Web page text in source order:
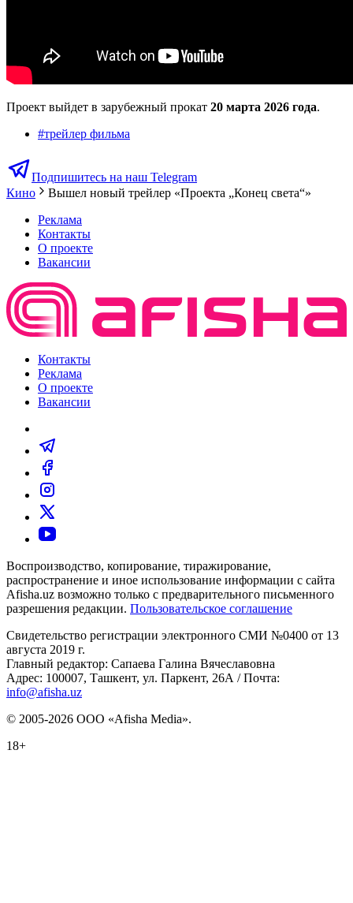
Проект выйдет в зарубежный прокат 20 марта 2026 года.
#трейлер фильма
Подпишитесь на наш Telegram
Кино
Вышел новый трейлер «Проекта „Конец света“»
Реклама
Контакты
О проекте
Вакансии
Контакты
Реклама
О проекте
Вакансии
Воспроизводство, копирование, тиражирование,
распространение и иное использование информации с сайта
Afisha.uz возможно только с предварительного письменного
разрешения редакции. Пользовательское соглашение
Свидетельство регистрации электронного СМИ №0400 от 13
августа 2019 г.
Главный редактор: Сапаева Галина Вячеславовна
Адрес: 100007, Ташкент, ул. Паркент, 26А / Почта:
info@afisha.uz
© 2005-2026 ООО «Afisha Media».
18+